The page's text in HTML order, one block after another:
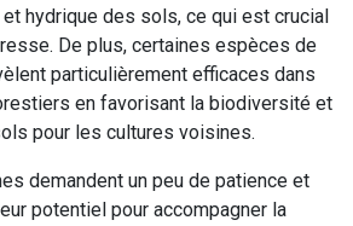
hydrique des sols, ce qui est crucial
De plus, certaines espèces de
particulièrement efficaces dans
en favorisant la biodiversité et
pour les cultures voisines.
demandent un peu de patience et
potentiel pour accompagner la